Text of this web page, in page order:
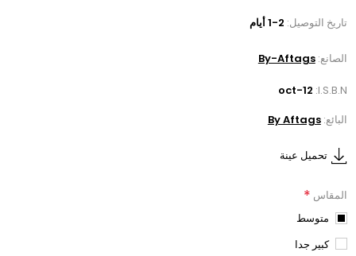
تاريخ التوصيل: 1-2 أيام
الصانع: By-Aftags
I.S.B.N:
oct-12
البائع: By Aftags
تحميل عينة
المقاس *
متوسط
كبير جدا